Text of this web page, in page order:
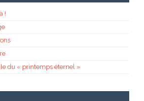
!
du « printemps éternel »